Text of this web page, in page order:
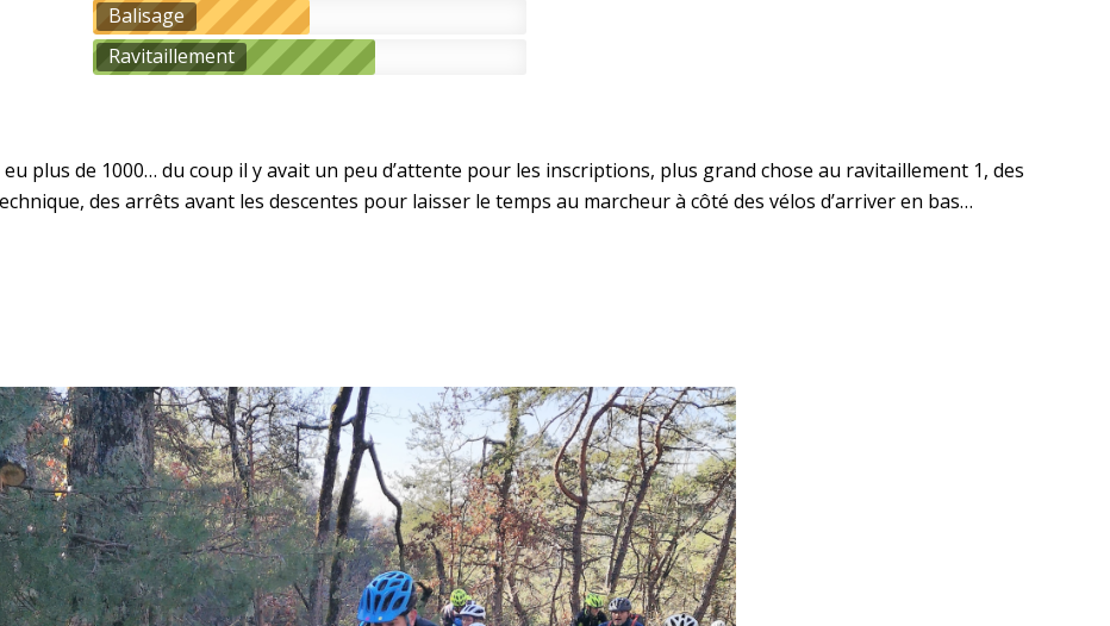
Balisage
Ravitaillement
plus de 1000… du coup il y avait un peu d’attente pour les inscriptions, plus grand chose au ravitaillement 1, des
des arrêts avant les descentes pour laisser le temps au marcheur à côté des vélos d’arriver en bas…